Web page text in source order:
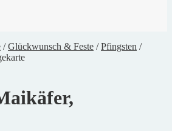
/Glückwunsch & Feste /Pfingsten /